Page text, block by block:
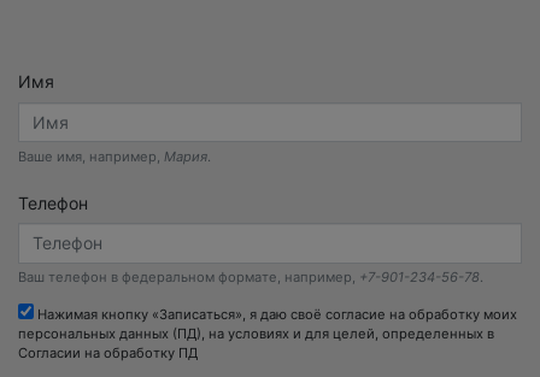
Имя
Ваше имя, например, Мария
Телефон
Ваш телефон в федеральном формате, например, +7-901-234-56-78.
Нажимая кнопку «Записаться», я даю своё согласие на обработку моих
персональных данных (ПД), на условиях и для целей, определенных в
Согласии на обработку ПД